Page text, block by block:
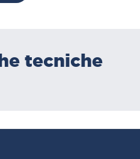
tecniche